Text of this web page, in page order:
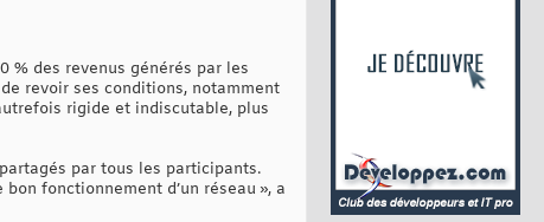
% des revenus générés par les
revoir ses conditions, notamment
rigide et indiscutable, plus
par tous les participants.
fonctionnement d’un réseau », a